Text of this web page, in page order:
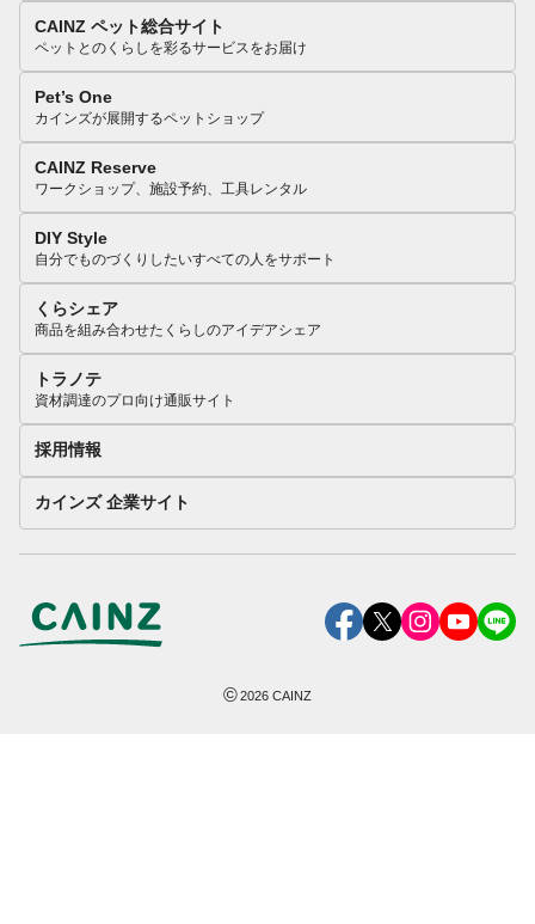
CAINZ ペット総合サイト
ペットとのくらしを彩るサービスをお届け
Pet’s One
カインズが展開するペットショップ
CAINZ Reserve
ワークショップ、施設予約、工具レンタル
DIY Style
自分でものづくりしたいすべての人をサポート
くらシェア
商品を組み合わせたくらしのアイデアシェア
トラノテ
資材調達のプロ向け通販サイト
採用情報
カインズ 企業サイト
©2026 CAINZ